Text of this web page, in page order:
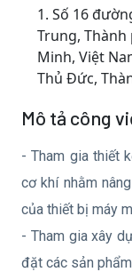
1. Số 16
Trung,
Minh, Việt
Thủ Đức,
Mô tả công
- Tham gia thiết
cơ khí nhằm
của thiết bị máy
- Tham gia xây
đặt các sản